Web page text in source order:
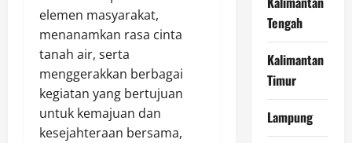
elemen masyarakat,
menanamkan rasa cinta
tanah air, serta
menggerakkan berbagai
kegiatan yang bertujuan
untuk kemajuan dan
kesejahteraan bersama,
Tengah
Kalimantan
Timur
Lampung